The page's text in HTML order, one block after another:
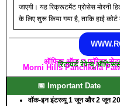
जाएगी। यह रिक्रूटमेंट प्रोसेस मोरनी
के लिए शुरू किया गया है, ताकि हाई
ऑफिस ऑफ़ द फ़ॉरेस्ट
रिटायर्ड रेवेन्यू
Morni Hills Panchkula
📅 Important Date
वॉक-इन इंटरव्यू 1 जून और 2 जून